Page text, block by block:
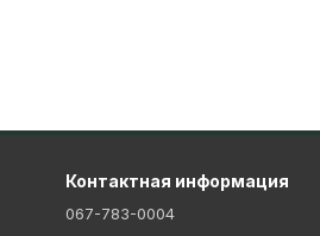
1/1
13А
220В/230В/240В
Контактная информация
067-783-0004